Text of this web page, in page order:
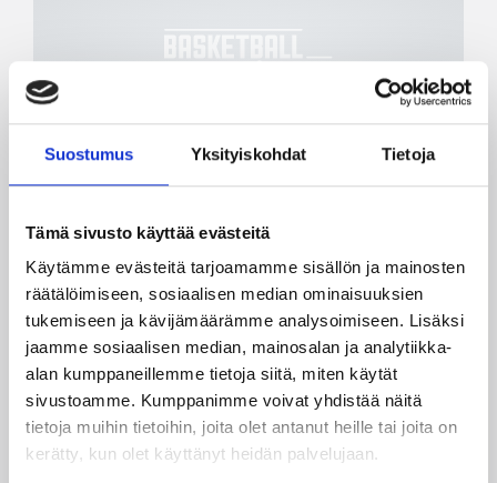
Suostumus Yksityiskohdat Tietoja
Tämä sivusto käyttää evästeitä
Käytämme evästeitä tarjoamamme sisällön ja mainosten
räätälöimiseen, sosiaalisen median ominaisuuksien
tukemiseen ja kävijämäärämme analysoimiseen. Lisäksi
jaamme sosiaalisen median, mainosalan ja analytiikka-
alan kumppaneillemme tietoja siitä, miten käytät
sivustoamme. Kumppanimme voivat yhdistää näitä
tietoja muihin tietoihin, joita olet antanut heille tai joita on
kerätty, kun olet käyttänyt heidän palvelujaan.
Levyrirohmu Williams Pyrinnön
naisten vahvistus
Tampereen Pyrinnön ulkomaalaisvahvistus
naisten koripallon SM-sarjassa kaudella 2004-05
on 22-vuotias DeVonda Williams. Pyrintö ja
Williams ovat solmineet yksivuotisen
sopimuksen. Williams tulee Suomeen suoraan
koulun penkiltä valmistuttuaan viime kevään